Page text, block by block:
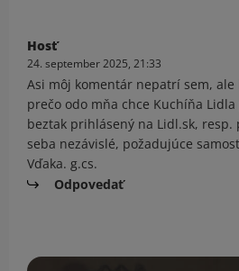
Hosť
24. september 2025, 21:33
Asi môj komentár nepatrí sem,
prečo odo mňa chce Kuchíňa
beztak prihlásený na Lidl.sk, resp.
seba nezávislé, požadujúce
Vďaka. g.cs.
Odpovedať